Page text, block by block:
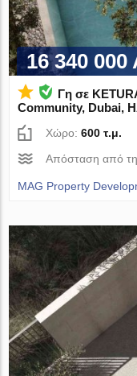
16 340 000
Γη σε
Community, Dubai,
Χώρο:600 τ.μ.
Απόσταση από
MAG Property